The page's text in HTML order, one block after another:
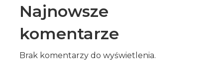
Najnowsze
komentarze
Brak komentarzy do wyświetlenia.